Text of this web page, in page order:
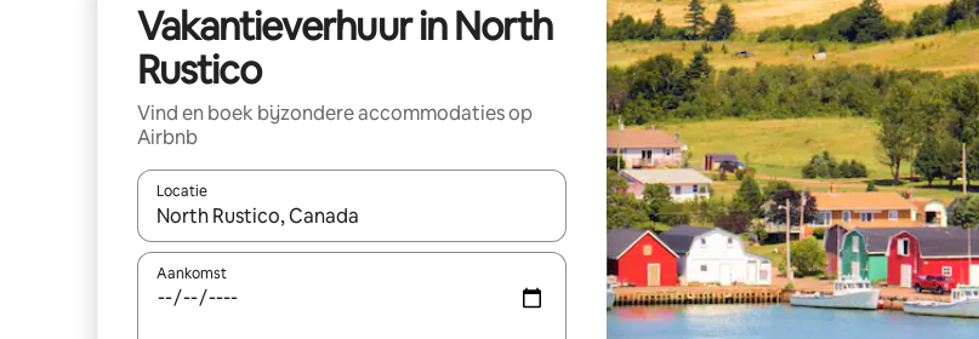
Vakantieverhuur in North
Rustico
Vind en boek bijzondere accommodaties op
Airbnb
Locatie
Wanneer er suggesties beschikbaar zijn, maak je een keuze met je de pijltjestoetsen omhoog en
Aankomst